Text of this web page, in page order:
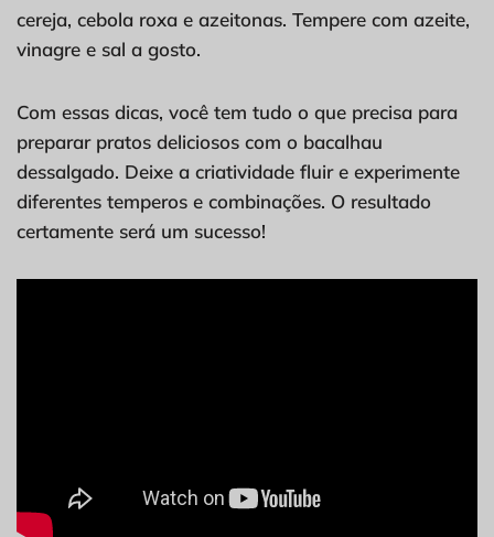
cereja, cebola roxa e azeitonas. Tempere com azeite,
vinagre e sal a gosto.
Com essas dicas, você tem tudo o que precisa para
preparar pratos deliciosos com o bacalhau
dessalgado. Deixe a criatividade fluir e experimente
diferentes temperos e combinações. O resultado
certamente será um sucesso!